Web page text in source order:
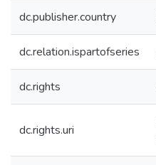
dc.publisher.country
dc.relation.ispartofseries
dc.rights
dc.rights.uri